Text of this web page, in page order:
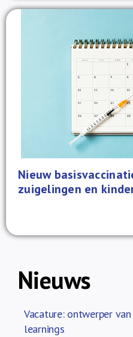
Nieuw
zuigelingen en
Nieuws
Vacature: ontwerper
learnings